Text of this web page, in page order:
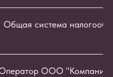
Общая система
ООО "Компания